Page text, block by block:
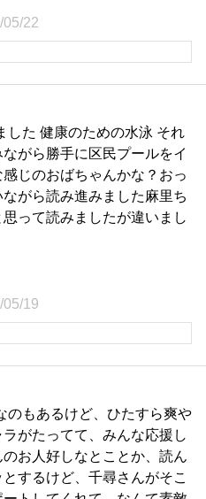
05/22
した 健康のための水泳 それ
がら勝手に区民プールをイ
じのおばちゃんかな？おっ
がら読み進みました麻里ち
って読みましたが違いまし
05/19
のもあるけど、ひたすら爽や
がたってて、みんな応援し
お人好しなとことか、読ん
するけど、千尋さんがそこ